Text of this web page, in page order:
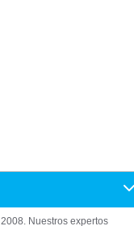
Nuestros expertos